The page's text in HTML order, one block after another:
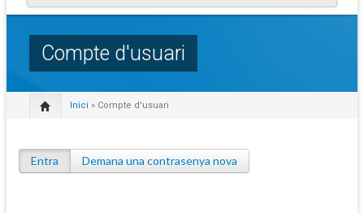
Compte d'usuari
Inici » Compte d'usuari
Pestanyes primàries
Entra (pestanya activa)
Demana una contrasenya nova